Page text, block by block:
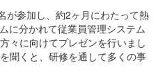
が参加し、約2ヶ月にわたって熱
に分かれて従業員管理システム
々に向けてプレゼンを行いまし
聞くと、研修を通して多くの事